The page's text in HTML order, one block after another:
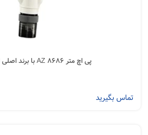
پی اچ متر AZ 8686 با برند اصلی ای زد
تماس بگیرید